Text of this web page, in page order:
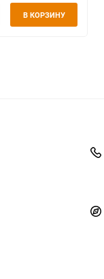
В КОРЗИНУ